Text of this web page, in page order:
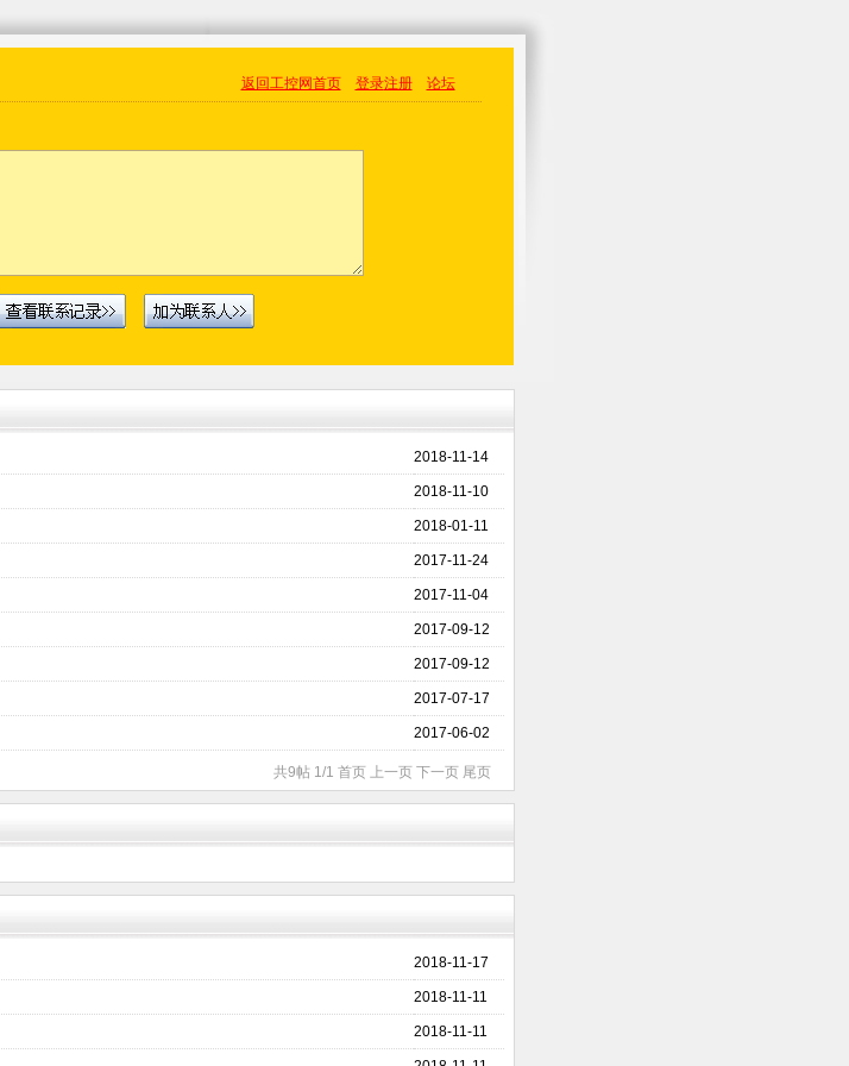
返回工控网首页 登录注册 论坛
2018-11-14
2018-11-10
2018-01-11
2017-11-24
2017-11-04
2017-09-12
2017-09-12
2017-07-17
2017-06-02
共9帖 1/1 首页 上一页 下一页 尾页
2018-11-17
2018-11-11
2018-11-11